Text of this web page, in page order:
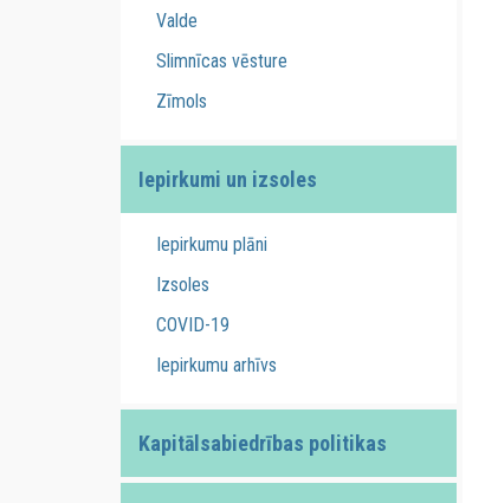
Valde
Slimnīcas vēsture
Zīmols
Iepirkumi un izsoles
Iepirkumu plāni
Izsoles
COVID-19
Iepirkumu arhīvs
Kapitālsabiedrības politikas